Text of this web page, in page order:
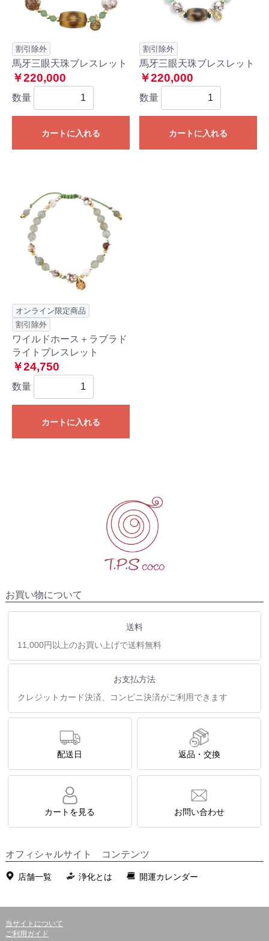
割引除外
馬牙三眼天珠ブレスレット
￥220,000
数量
カートに入れる
割引除外
馬牙三眼天珠ブレスレット
￥220,000
数量
カートに入れる
オンライン限定商品
割引除外
ワイルドホース＋ラブラド
ライトブレスレット
￥24,750
数量
カートに入れる
お買い物について
送料
11,000円以上のお買い上げで送料無料
お支払方法
クレジットカード決済、コンビニ決済がご利用できます
配送日 返品・交換
カートを見る お問い合わせ
オフィシャルサイト コンテンツ
店舗一覧 浄化とは 開運カレンダー
当サイトについて
ご利用ガイド